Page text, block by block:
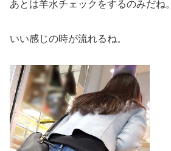
あとは羊水チェックをするのみだね。
いい感じの時が流れるね。